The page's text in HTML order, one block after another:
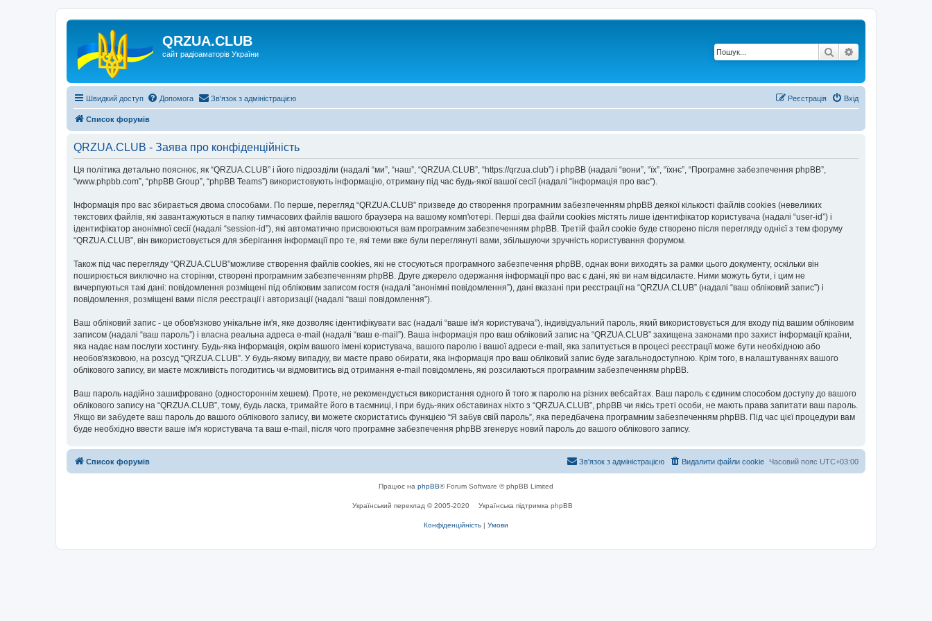
QRZUA.CLUB
сайт радіоаматорів України Пошук
Швидкий доступ Допомога Зв'язок з адміністрацією Вхід
Реєстрація
Список форумів
QRZUA.CLUB - Заява про конфіденційність
Ця політика детально пояснює, як “QRZUA.CLUB” і його підрозділи (надалі “ми”, “наш”, “QRZUA.CLUB”, “https://qrzua.club”) і phpBB (надалі “вони”, “їх”, “їхнє”, “Програмне забезпечення phpBB”,
“www.phpbb.com”, “phpBB Group”, “phpBB Teams”) використовують інформацію, отриману під час будь-якої вашої сесії (надалі “інформація про вас”).
Інформація про вас збирається двома способами. По перше, перегляд “QRZUA.CLUB” призведе до створення програмним забезпеченням phpBB деякої кількості файлів cookies (невеликих
текстових файлів, які завантажуються в папку тимчасових файлів вашого браузера на вашому комп'ютері. Перші два файли cookies містять лише ідентифікатор користувача (надалі “user-id”) і
ідентифікатор анонімної сесії (надалі “session-id”), які автоматично присвоюються вам програмним забезпеченням phpBB. Третій файл cookie буде створено після перегляду однієї з тем форуму
“QRZUA.CLUB”, він використовується для зберігання інформації про те, які теми вже були переглянуті вами, збільшуючи зручність користування форумом.
Також під час перегляду “QRZUA.CLUB”можливе створення файлів cookies, які не стосуються програмного забезпечення phpBB, однак вони виходять за рамки цього документу, оскільки він
поширюється виключно на сторінки, створені програмним забезпеченням phpBB. Друге джерело одержання інформації про вас є дані, які ви нам відсилаєте. Ними можуть бути, і цим не
вичерпуються такі дані: повідомлення розміщені під обліковим записом гостя (надалі “анонімні повідомлення”), дані вказані при реєстрації на “QRZUA.CLUB” (надалі “ваш обліковий запис”) і
повідомлення, розміщені вами після реєстрації і авторизації (надалі “ваші повідомлення”).
Ваш обліковий запис - це обов'язково унікальне ім'я, яке дозволяє ідентифікувати вас (надалі “ваше ім'я користувача”), індивідуальний пароль, який використовується для входу під вашим обліковим
записом (надалі “ваш пароль”) і власна реальна адреса e-mail (надалі “ваш e-mail”). Ваша інформація про ваш обліковий запис на “QRZUA.CLUB” захищена законами про захист інформації країни,
яка надає нам послуги хостингу. Будь-яка інформація, окрім вашого імені користувача, вашого паролю і вашої адреси e-mail, яка запитується в процесі реєстрації може бути необхідною або
необов'язковою, на розсуд “QRZUA.CLUB”. У будь-якому випадку, ви маєте право обирати, яка інформація про ваш обліковий запис буде загальнодоступною. Крім того, в налаштуваннях вашого
облікового запису, ви маєте можливість погодитись чи відмовитись від отримання e-mail повідомлень, які розсилаються програмним забезпеченням phpBB.
Ваш пароль надійно зашифровано (одностороннім хешем). Проте, не рекомендується використання одного й того ж паролю на різних вебсайтах. Ваш пароль є єдиним способом доступу до вашого
облікового запису на “QRZUA.CLUB”, тому, будь ласка, тримайте його в таємниці, і при будь-яких обставинах ніхто з “QRZUA.CLUB”, phpBB чи якісь треті особи, не мають права запитати ваш пароль.
Якщо ви забудете ваш пароль до вашого облікового запису, ви можете скористатись функцією “Я забув свій пароль”, яка передбачена програмним забезпеченням phpBB. Під час цієї процедури вам
буде необхідно ввести ваше ім'я користувача та ваш e-mail, після чого програмне забезпечення phpBB згенерує новий пароль до вашого облікового запису.
Список форумів Часовий пояс UTC+03:00
Видалити файли cookie
Зв'язок з адміністрацією
Працює на phpBB® Forum Software © phpBB Limited
Український переклад © 2005-2020 Українська підтримка phpBB
Конфіденційність | Умови